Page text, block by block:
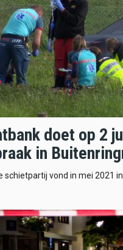
doet op 2
in
schietpartij vond in mei 2021